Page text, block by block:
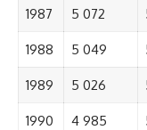
1987 5 072
1988 5 049
1989 5 026
1990 4 985